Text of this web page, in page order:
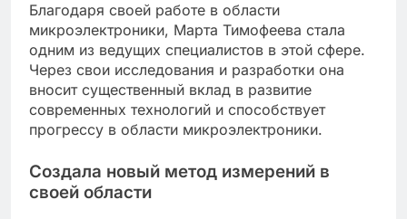
Благодаря своей работе в области
микроэлектроники, Марта Тимофеева стала
одним из ведущих специалистов в этой сфере.
Через свои исследования и разработки она
вносит существенный вклад в развитие
современных технологий и способствует
прогрессу в области микроэлектроники.
Создала новый метод измерений в
своей области